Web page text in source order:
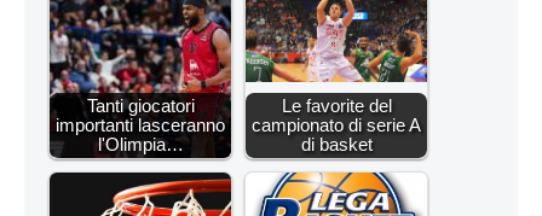
Tanti giocatori
importanti lasceranno
l'Olimpia…
Le favorite del
campionato di serie A
di basket